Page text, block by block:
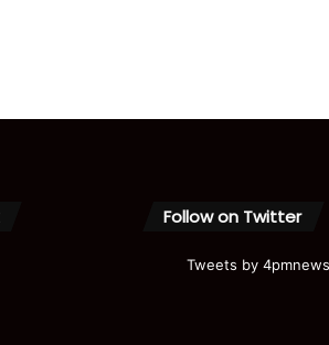
Follow on Twitter
Tweets by